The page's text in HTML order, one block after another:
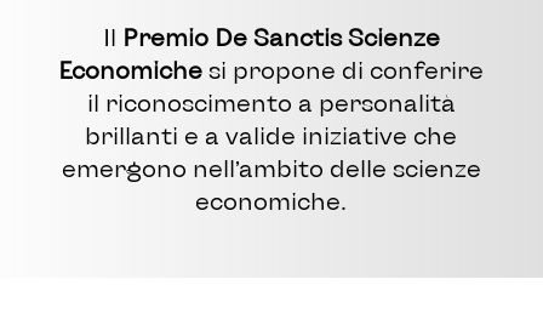
Il Premio De Sanctis Scienze
Economiche si propone di conferire
il riconoscimento a personalità
brillanti e a valide iniziative che
emergono nell’ambito delle scienze
economiche.